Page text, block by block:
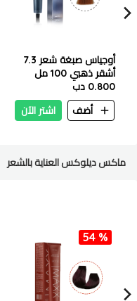
أوجياس صبغة شعر 7.3
أشقر ذهبي 100 مل
0.800 دب
أضف
اشتر الآن
ماكس ديلوكس العناية بالشعر
54 %